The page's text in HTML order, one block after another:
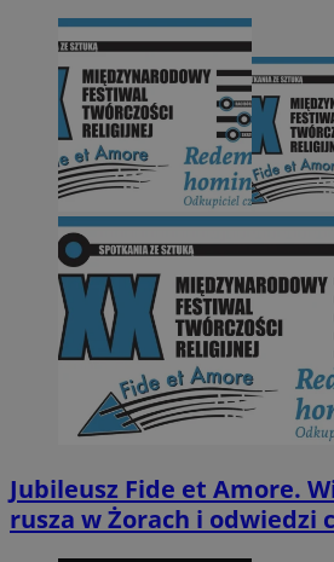
Jubileusz Fide et Amore.
rusza w Żorach i odwiedzi